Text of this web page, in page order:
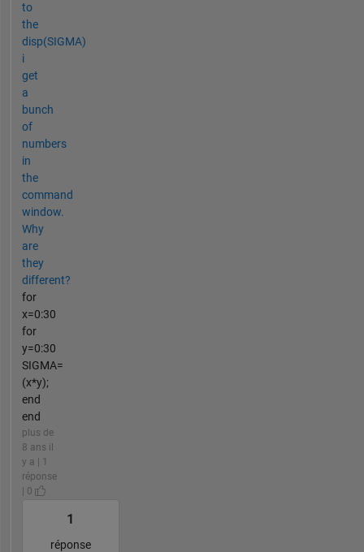
to
the
disp(SIGMA)
i
get
a
bunch
of
numbers
in
the
command
window.
Why
are
they
different?
for
x=0:30
for
y=0:30
SIGMA=
(x*y);
end
end
plus de
8 ans il
y a | 1
réponse
| 0
1
réponse